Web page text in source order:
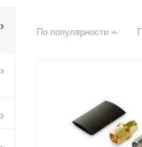
По популярности